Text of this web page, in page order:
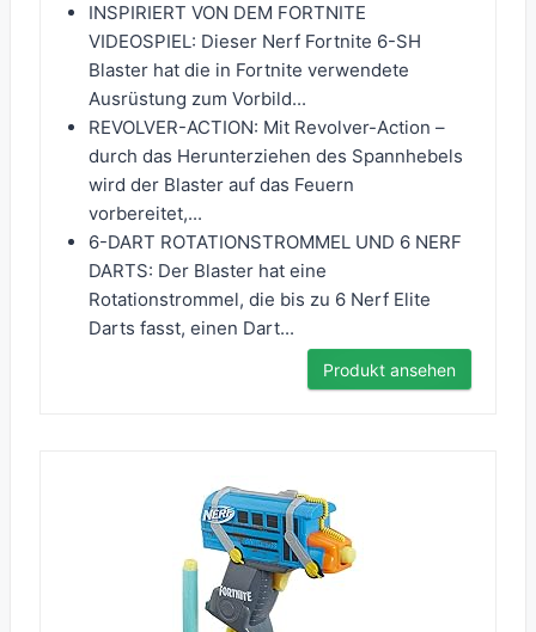
INSPIRIERT VON DEM FORTNITE
VIDEOSPIEL: Dieser Nerf Fortnite 6-SH
Blaster hat die in Fortnite verwendete
Ausrüstung zum Vorbild...
REVOLVER-ACTION: Mit Revolver-Action –
durch das Herunterziehen des Spannhebels
wird der Blaster auf das Feuern
vorbereitet,...
6-DART ROTATIONSTROMMEL UND 6 NERF
DARTS: Der Blaster hat eine
Rotationstrommel, die bis zu 6 Nerf Elite
Darts fasst, einen Dart...
Produkt ansehen